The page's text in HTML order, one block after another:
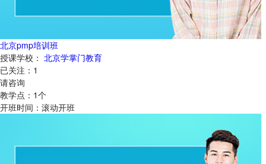
北京pmp培训班
授课学校： 北京学掌门教育
已关注： 1
请咨询
教学点： 1个
开班时间： 滚动开班